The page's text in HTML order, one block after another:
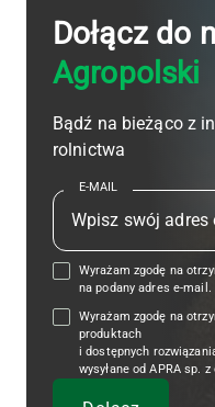
Dołącz do
Agropolski
Bądź na bieżąco z
rolnictwa
E-MAIL
Wyrażam zgodę na
na podany adres e-mail.
Wyrażam zgodę na
produktach
i dostępnych
wysyłane od APRA sp.